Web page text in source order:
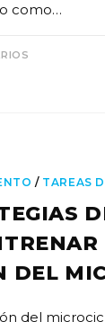
como…
/ TAREAS
DEL
del